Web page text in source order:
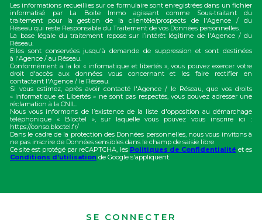
Les informations recueillies sur ce formulaire sont enregistrées dans un fichier
informatisé par La Boite Immo agissant comme Sous-traitant du
traitement pour la gestion de la clientèle/prospects de l'Agence / du
Réseau qui reste Responsable du Traitement de vos Données personnelles.
La base légale du traitement repose sur l’intérêt légitime de l'Agence / du
Réseau.
Elles sont conservées jusqu'à demande de suppression et sont destinées
à l'Agence / au Réseau.
Conformément à la loi « informatique et libertés », vous pouvez exercer votre
droit d'accès aux données vous concernant et les faire rectifier en
contactant l'Agence / le Réseau.
Si vous estimez, après avoir contacté l'Agence / le Réseau, que vos droits
« Informatique et Libertés » ne sont pas respectés, vous pouvez adresser une
réclamation à la CNIL.
Nous vous informons de l’existence de la liste d'opposition au démarchage
téléphonique « Bloctel », sur laquelle vous pouvez vous inscrire ici :
https://conso.bloctel.fr/
Dans le cadre de la protection des Données personnelles, nous vous invitons à
ne pas inscrire de Données sensibles dans le champ de saisie libre
Ce site est protégé par reCAPTCHA, les Politiques de Confidentialité et es
Conditions d'utilisation de Google s'appliquent.
SE CONNECTER